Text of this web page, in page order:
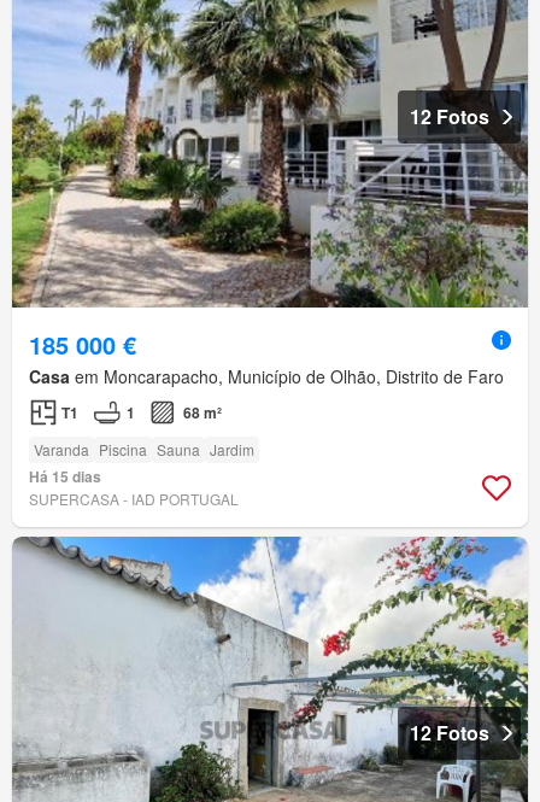
12 Fotos
185 000 €
Casa em Moncarapacho, Município de Olhão, Distrito de Faro
T1 1 68 m²
Varanda Piscina Sauna Jardim
Há 15 dias
SUPERCASA - IAD PORTUGAL
12 Fotos